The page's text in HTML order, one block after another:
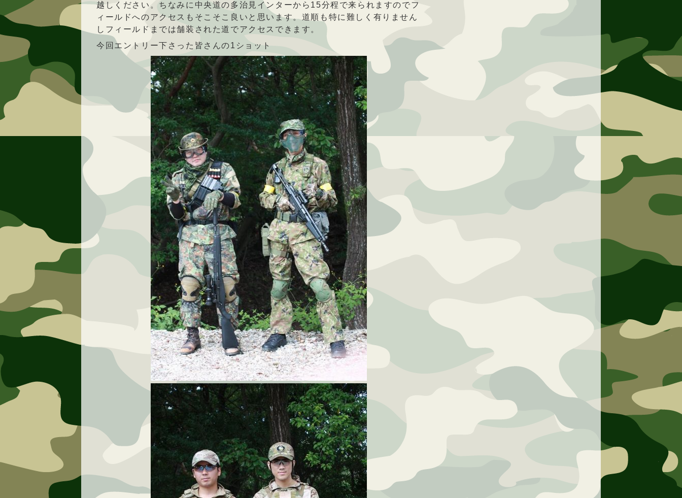
越しください。ちなみに中央道の多治見インターから15分程で来られますのでフ
ィールドへのアクセスもそこそこ良いと思います。道順も特に難しく有りません
しフィールドまでは舗装された道でアクセスできます。
今回エントリー下さった皆さんの1ショット